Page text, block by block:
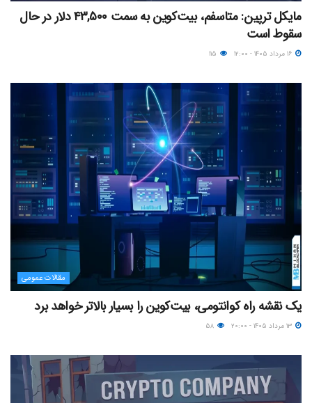
مایکل ترپین: متاسفم، بیت‌کوین به سمت ۴۳,۵۰۰ دلار در حال
سقوط است
مقالات عمومی
یک نقشه راه کوانتومی، بیت‌کوین را بسیار بالاتر خواهد برد